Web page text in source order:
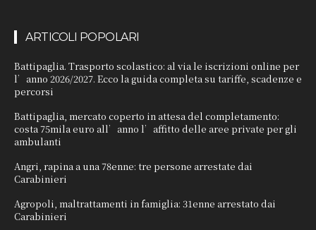
ARTICOLI POPOLARI
Battipaglia. Trasporto scolastico: al via le iscrizioni online per
l’anno 2026/2027. Ecco la guida completa su tariffe, scadenze e
percorsi
Battipaglia, mercato coperto in attesa del completamento:
costa 75mila euro all’anno l’affitto delle aree private per gli
ambulanti
Angri, rapina a una 78enne: tre persone arrestate dai
Carabinieri
Agropoli, maltrattamenti in famiglia: 31enne arrestato dai
Carabinieri